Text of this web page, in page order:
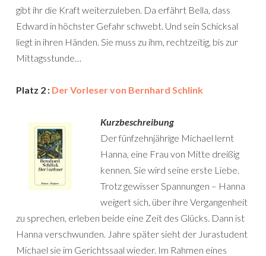
gibt ihr die Kraft weiterzuleben. Da erfährt Bella, dass
Edward in höchster Gefahr schwebt. Und sein Schicksal
liegt in ihren Händen. Sie muss zu ihm, rechtzeitig, bis zur
Mittagsstunde…
Platz 2 : Der Vorleser von Bernhard Schlink
Kurzbeschreibung
Der fünfzehnjährige Michael lernt
Hanna, eine Frau von Mitte dreißig
kennen. Sie wird seine erste Liebe.
Trotz gewisser Spannungen – Hanna
weigert sich, über ihre Vergangenheit
zu sprechen, erleben beide eine Zeit des Glücks. Dann ist
Hanna verschwunden. Jahre später sieht der Jurastudent
Michael sie im Gerichtssaal wieder. Im Rahmen eines